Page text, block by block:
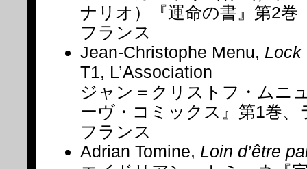
ナリオ）『運命の書』第2巻
フランス
Jean-Christophe Menu, Lock
T1, L’Association
ジャン＝クリストフ・ムニ
ーヴ・コミックス』第1巻
フランス
Adrian Tomine, Loin d’être